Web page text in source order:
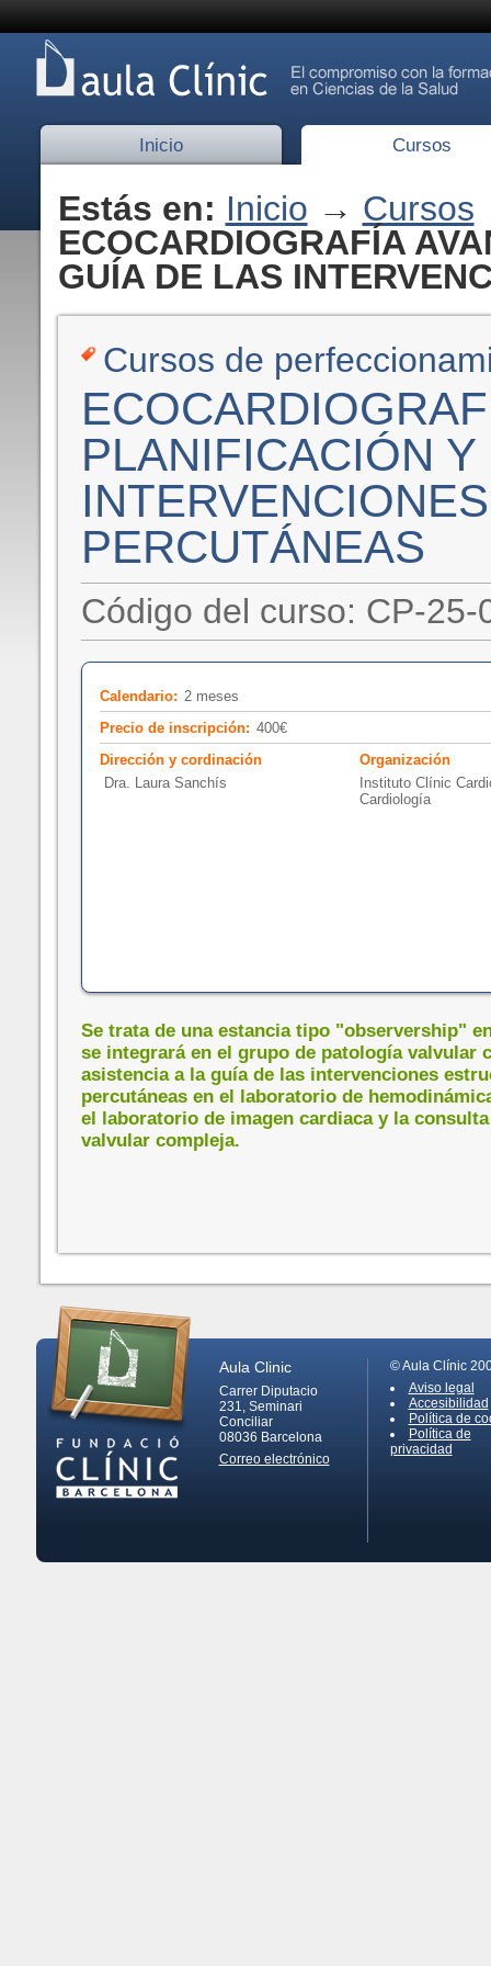
Inicio Cursos
Estás en: Inicio → Cursos
ECOCARDIOGRAFÍA
GUÍA DE LAS
Cursos de
PLANIFICACIÓN
PERCUTÁNEAS
Código del curso: CP-25-
Calendario: 2 meses
Precio de inscripción: 400€
Dirección y cordinación
Dra. Laura Sanchís
Organización
Instituto Clínic
Cardiología
Se trata de una estancia tipo "observership"
se integrará en el grupo de patología valvular
asistencia a la guía de las intervenciones
percutáneas en el laboratorio de
el laboratorio de imagen cardiaca y la
valvular compleja.
Aula Clinic
Carrer Diputacio
231, Seminari
Conciliar
08036 Barcelona
Correo electrónico
© Aula Clínic
Aviso legal
Accesibilidad
Política de
Política de
privacidad